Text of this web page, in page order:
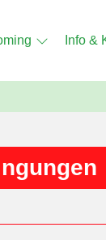
Info &